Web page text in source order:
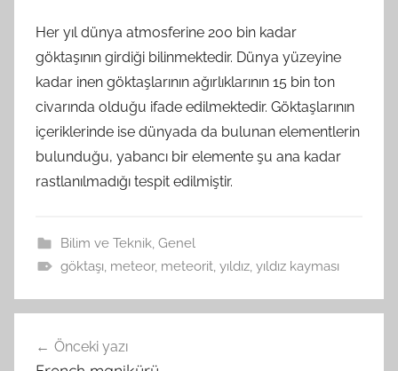
Her yıl dünya atmosferine 200 bin kadar
göktaşının girdiği bilinmektedir. Dünya yüzeyine
kadar inen göktaşlarının ağırlıklarının 15 bin ton
civarında olduğu ifade edilmektedir. Göktaşlarının
içeriklerinde ise dünyada da bulunan elementlerin
bulunduğu, yabancı bir elemente şu ana kadar
rastlanılmadığı tespit edilmiştir.
Bilim ve Teknik, Genel
göktaşı, meteor, meteorit, yıldız, yıldız kayması
gezinmesi
Önceki yazı